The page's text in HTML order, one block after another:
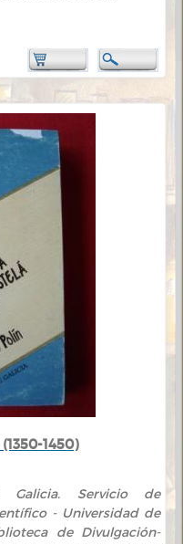
1450)
Servicio de
- Universidad de
de Divulgación-